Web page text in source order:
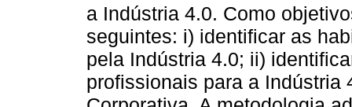
a Indústria 4.0. Como
seguintes: i) identificar as
pela Indústria 4.0; ii)
profissionais para a Indústria